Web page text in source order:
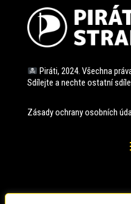
Piráti, 2024. Všechna
Sdílejte a nechte ostatní
Zásady ochrany osobních